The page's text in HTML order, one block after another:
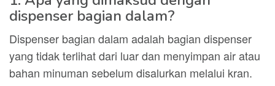
dispenser bagian dalam?
Dispenser bagian dalam adalah bagian dispenser
yang tidak terlihat dari luar dan menyimpan air atau
bahan minuman sebelum disalurkan melalui kran.